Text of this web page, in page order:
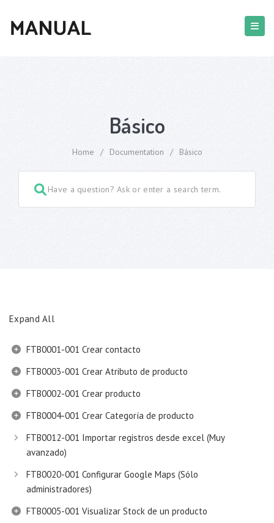
Básico
Home / Documentation / Básico
Expand All
FTB0001-001 Crear contacto
FTB0003-001 Crear Atributo de producto
FTB0002-001 Crear producto
FTB0004-001 Crear Categoría de producto
FTB0012-001 Importar registros desde excel (Muy
avanzado)
FTB0020-001 Configurar Google Maps (Sólo
administradores)
FTB0005-001 Visualizar Stock de un producto